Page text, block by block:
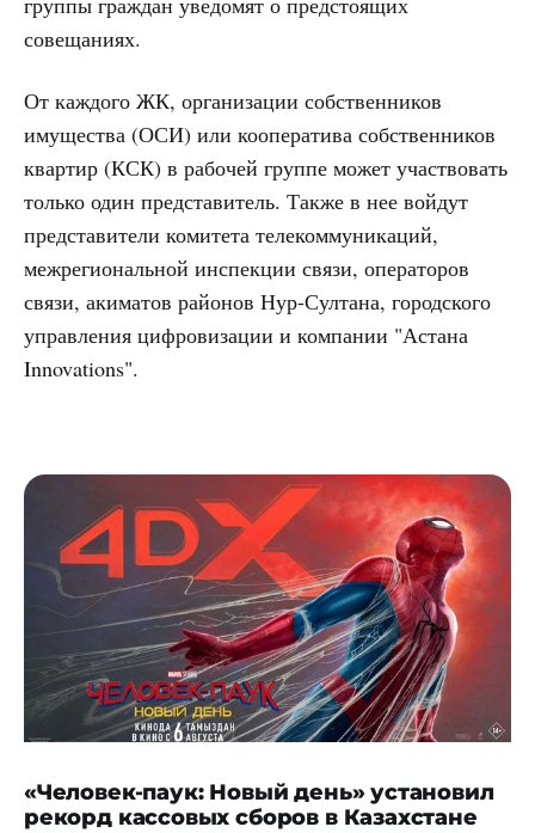
совещаниях.
От каждого ЖК, организации собственников
имущества (ОСИ) или кооператива собственников
квартир (КСК) в рабочей группе может участвовать
только один представитель. Также в нее войдут
представители комитета телекоммуникаций,
межрегиональной инспекции связи, операторов
связи, акиматов районов Нур-Султана, городского
управления цифровизации и компании "Астана
Innovations".
«Человек-паук: Новый день» установил
рекорд кассовых сборов в Казахстане